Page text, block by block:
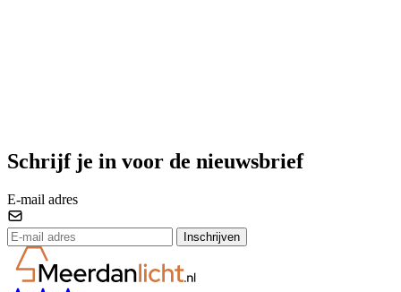
Schrijf je in voor de nieuwsbrief
E-mail adres
Inschrijven